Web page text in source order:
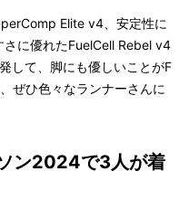
Elite v4、安定性に
に優れたFuelCell Rebel v4
して、脚にも優しいことがF
ぜひ色々なランナーさんに
ン2024で3人が着